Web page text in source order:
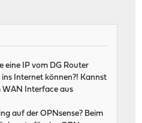
eine IP vom DG Router
Internet können?! Kannst
WAN Interface aus
auf der OPNsense? Beim